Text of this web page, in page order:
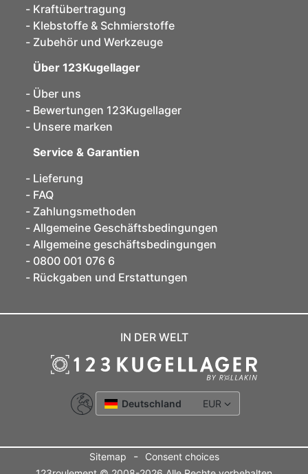
Kraftübertragung
Klebstoffe & Schmierstoffe
Zubehör und Werkzeuge
Über 123Kugellager
Über uns
Bewertungen 123Kugellager
Unsere marken
Service & Garantien
Lieferung
FAQ
Zahlungsmethoden
Allgemeine Geschäftsbedingungen
Allgemeine geschäftsbedingungen
0800 001 076 6
Rückgaben und Erstattungen
IN DER WELT
Deutschland EUR
Sitemap -
Consent choices